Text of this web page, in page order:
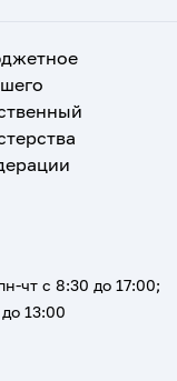
чт с 8:30 до 17:00;
13:00